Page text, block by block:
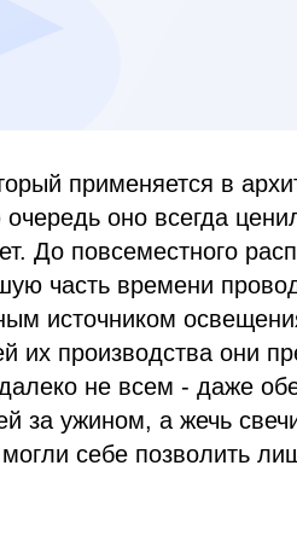
применяется в
оно всегда
До повсеместного
часть времени
источником
их производства они
не всем - даже
за ужином, а жечь
себе позволить